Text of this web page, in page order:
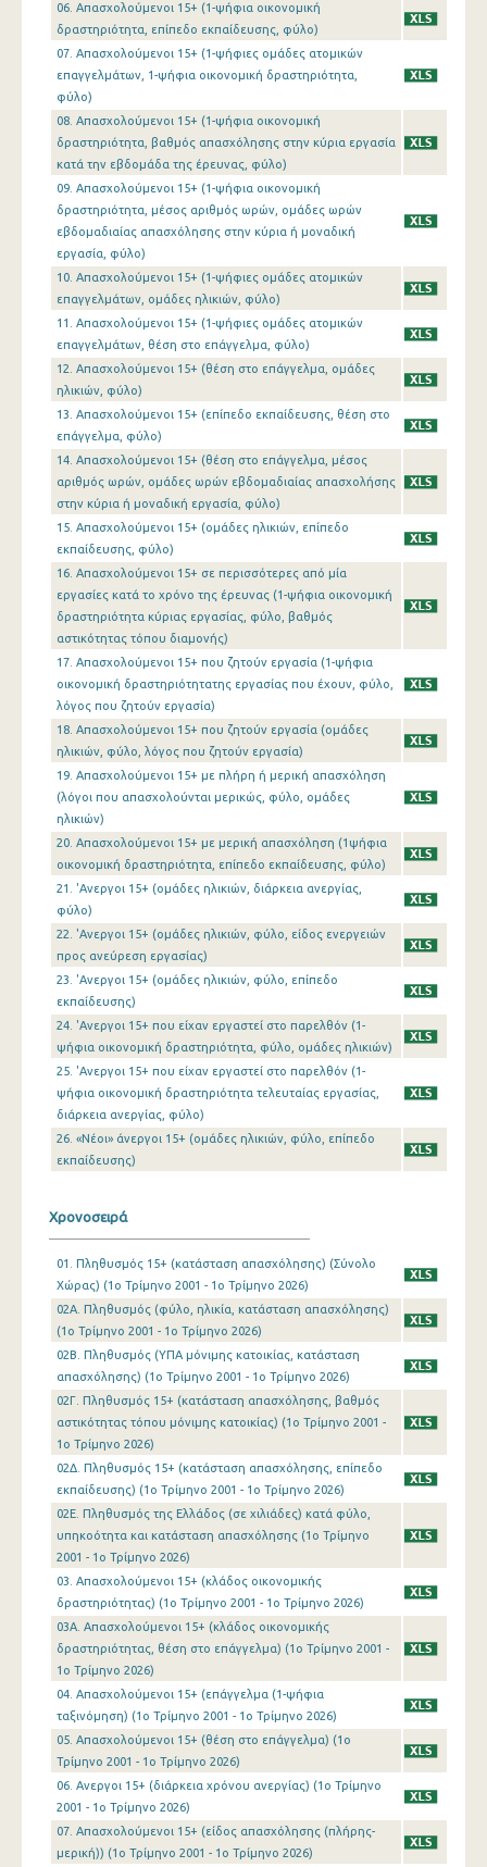
3o Τρίμηνο 2015
2o Τρίμηνο 2015
4o Τρίμηνο 2014
3o Τρίμηνο 2014
2o Τρίμηνο 2014
1o Τρίμηνο 2014
4o Τρίμηνο 2013
3o Τρίμηνο 2013
2o Τρίμηνο 2013
1o Τρίμηνο 2013
4o Τρίμηνο 2012
3o Τρίμηνο 2012
2o Τρίμηνο 2012
1o Τρίμηνο 2012
4o Τρίμηνο 2011
3o Τρίμηνο 2011
2o Τρίμηνο 2011
1o Τρίμηνο 2011
4o Τρίμηνο 2010
3o Τρίμηνο 2010
2o Τρίμηνο 2010
1o Τρίμηνο 2010
3o Τρίμηνο 2009
2o Τρίμηνο 2009
1o Τρίμηνο 2009
4o Τρίμηνο 2008
3o Τρίμηνο 2008
2o Τρίμηνο 2008
3o Τρίμηνο 2007
2o Τρίμηνο 2007
1o Τρίμηνο 2007
4o Τρίμηνο 2006
3o Τρίμηνο 2006
2o Τρίμηνο 2006
1o Τρίμηνο 2006
4o Τρίμηνο 2005
3o Τρίμηνο 2005
2o Τρίμηνο 2005
4o Τρίμηνο 2004
3o Τρίμηνο 2004
2o Τρίμηνο 2004
1o Τρίμηνο 2004
4o Τρίμηνο 2003
06. Απασχολούμενοι 15+ (1-ψήφια οικονομική
δραστηριότητα, επίπεδο εκπαίδευσης, φύλο)
07. Απασχολούμενοι 15+ (1-ψήφιες ομάδες ατομικών
επαγγελμάτων, 1-ψήφια οικονομική δραστηριότητα,
φύλο)
08. Απασχολούμενοι 15+ (1-ψήφια οικονομική
δραστηριότητα, βαθμός απασχόλησης στην κύρια εργασία
κατά την εβδομάδα της έρευνας, φύλο)
09. Απασχολούμενοι 15+ (1-ψήφια οικονομική
δραστηριότητα, μέσος αριθμός ωρών, ομάδες ωρών
εβδομαδιαίας απασχόλησης στην κύρια ή μοναδική
εργασία, φύλο)
10. Απασχολούμενοι 15+ (1-ψήφιες ομάδες ατομικών
επαγγελμάτων, ομάδες ηλικιών, φύλο)
11. Απασχολούμενοι 15+ (1-ψήφιες ομάδες ατομικών
επαγγελμάτων, θέση στο επάγγελμα, φύλο)
12. Απασχολούμενοι 15+ (θέση στο επάγγελμα, ομάδες
ηλικιών, φύλο)
13. Απασχολούμενοι 15+ (επίπεδο εκπαίδευσης, θέση στο
επάγγελμα, φύλο)
14. Απασχολούμενοι 15+ (θέση στο επάγγελμα, μέσος
αριθμός ωρών, ομάδες ωρών εβδομαδιαίας απασχολήσης
στην κύρια ή μοναδική εργασία, φύλο)
15. Απασχολούμενοι 15+ (ομάδες ηλικιών, επίπεδο
εκπαίδευσης, φύλο)
16. Απασχολούμενοι 15+ σε περισσότερες από μία
εργασίες κατά το χρόνο της έρευνας (1-ψήφια οικονομική
δραστηριότητα κύριας εργασίας, φύλο, βαθμός
αστικότητας τόπου διαμονής)
17. Απασχολούμενοι 15+ που ζητούν εργασία (1-ψήφια
οικονομική δραστηριότητατης εργασίας που έχουν, φύλο,
λόγος που ζητούν εργασία)
18. Απασχολούμενοι 15+ που ζητούν εργασία (ομάδες
ηλικιών, φύλο, λόγος που ζητούν εργασία)
19. Απασχολούμενοι 15+ με πλήρη ή μερική απασχόληση
(λόγοι που απασχολούνται μερικώς, φύλο, ομάδες
ηλικιών)
20. Απασχολούμενοι 15+ με μερική απασχόληση (1ψήφια
οικονομική δραστηριότητα, επίπεδο εκπαίδευσης, φύλο)
21. 'Ανεργοι 15+ (ομάδες ηλικιών, διάρκεια ανεργίας,
φύλο)
22. 'Ανεργοι 15+ (ομάδες ηλικιών, φύλο, είδος ενεργειών
προς ανεύρεση εργασίας)
23. 'Ανεργοι 15+ (ομάδες ηλικιών, φύλο, επίπεδο
εκπαίδευσης)
24. 'Ανεργοι 15+ που είχαν εργαστεί στο παρελθόν (1-
ψήφια οικονομική δραστηριότητα, φύλο, ομάδες ηλικιών)
25. 'Ανεργοι 15+ που είχαν εργαστεί στο παρελθόν (1-
ψήφια οικονομική δραστηριότητα τελευταίας εργασίας,
διάρκεια ανεργίας, φύλο)
26. «Νέοι» άνεργοι 15+ (ομάδες ηλικιών, φύλο, επίπεδο
εκπαίδευσης)
Χρονοσειρά
01. Πληθυσμός 15+ (κατάσταση απασχόλησης) (Σύνολο
Χώρας) (1o Τρίμηνο 2001 - 1o Τρίμηνο 2026)
02Α. Πληθυσμός (φύλο, ηλικία, κατάσταση απασχόλησης)
(1o Τρίμηνο 2001 - 1o Τρίμηνο 2026)
02Β. Πληθυσμός (ΥΠΑ μόνιμης κατοικίας, κατάσταση
απασχόλησης) (1o Τρίμηνο 2001 - 1o Τρίμηνο 2026)
02Γ. Πληθυσμός 15+ (κατάσταση απασχόλησης, βαθμός
αστικότητας τόπου μόνιμης κατοικίας) (1o Τρίμηνο 2001 -
1o Τρίμηνο 2026)
02Δ. Πληθυσμός 15+ (κατάσταση απασχόλησης, επίπεδο
εκπαίδευσης) (1o Τρίμηνο 2001 - 1o Τρίμηνο 2026)
02Ε. Πληθυσμός της Ελλάδος (σε χιλιάδες) κατά φύλο,
υπηκοότητα και κατάσταση απασχόλησης (1o Τρίμηνο
2001 - 1o Τρίμηνο 2026)
03. Απασχολούμενοι 15+ (κλάδος οικονομικής
δραστηριότητας) (1o Τρίμηνο 2001 - 1o Τρίμηνο 2026)
03Α. Απασχολούμενοι 15+ (κλάδος οικονομικής
δραστηριότητας, θέση στο επάγγελμα) (1o Τρίμηνο 2001 -
1o Τρίμηνο 2026)
04. Απασχολούμενοι 15+ (επάγγελμα (1-ψήφια
ταξινόμηση) (1o Τρίμηνο 2001 - 1o Τρίμηνο 2026)
05. Απασχολούμενοι 15+ (θέση στο επάγγελμα) (1o
Τρίμηνο 2001 - 1o Τρίμηνο 2026)
06. Ανεργοι 15+ (διάρκεια χρόνου ανεργίας) (1o Τρίμηνο
2001 - 1o Τρίμηνο 2026)
07. Απασχολούμενοι 15+ (είδος απασχόλησης (πλήρης-
μερική)) (1o Τρίμηνο 2001 - 1o Τρίμηνο 2026)